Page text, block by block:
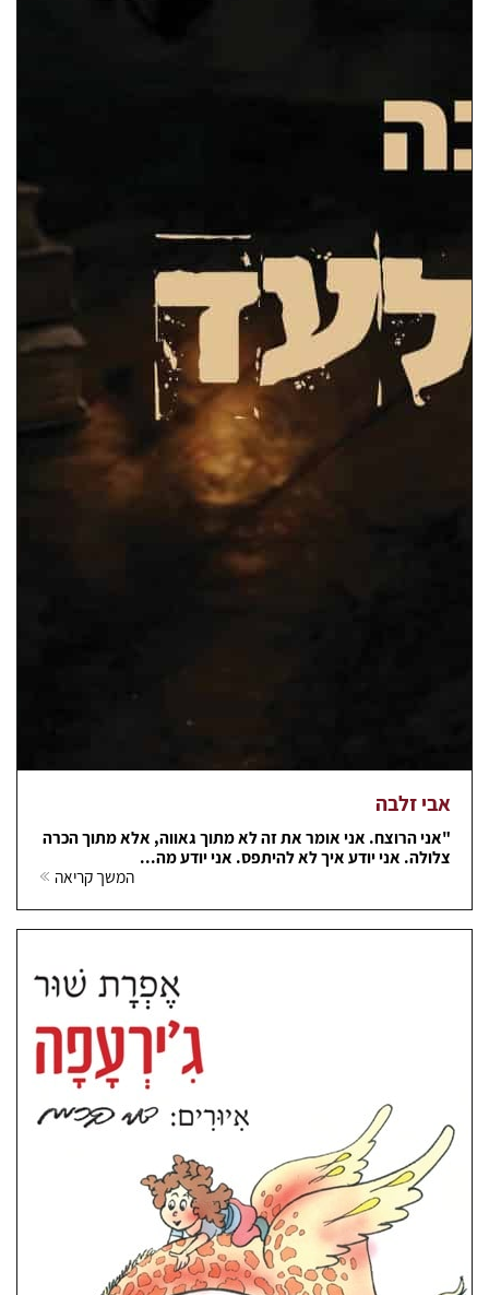
אבי זלבה
"אני הרוצח. אני אומר את זה לא מתוך גאווה, אלא מתוך הכרה
צלולה. אני יודע איך לא להיתפס. אני יודע מה...
המשך קריאה